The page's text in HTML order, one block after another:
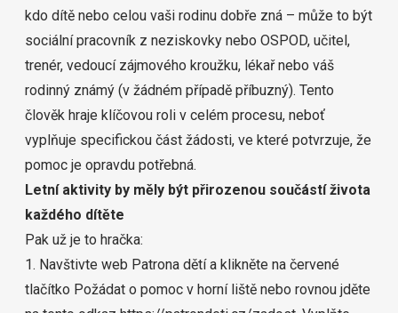
kdo dítě nebo celou vaši rodinu dobře zná – může to být
sociální pracovník z neziskovky nebo OSPOD, učitel,
trenér, vedoucí zájmového kroužku, lékař nebo váš
rodinný známý (v žádném případě příbuzný). Tento
člověk hraje klíčovou roli v celém procesu, neboť
vyplňuje specifickou část žádosti, ve které potvrzuje, že
pomoc je opravdu potřebná.
Letní aktivity by měly být přirozenou součástí života
každého dítěte
Pak už je to hračka:
1. Navštivte web Patrona dětí a klikněte na červené
tlačítko Požádat o pomoc v horní liště nebo rovnou jděte